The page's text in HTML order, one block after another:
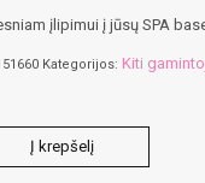
įlipimui į jūsų SPA
Kategorijos: Kiti
Į krepšelį